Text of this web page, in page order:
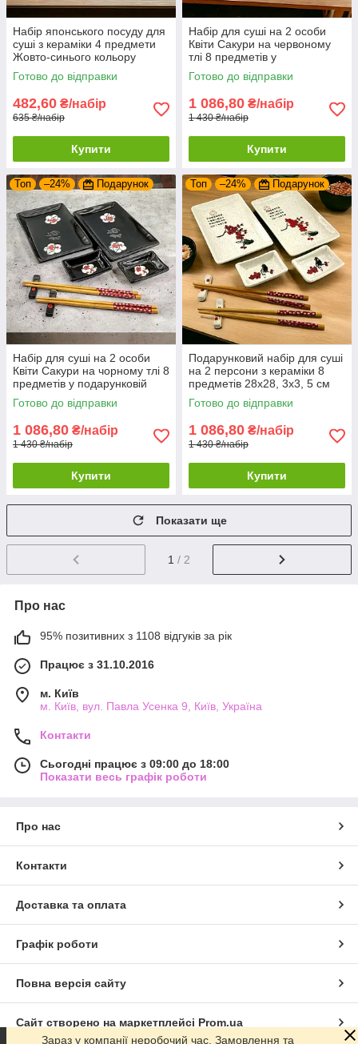
Набір японського посуду для
суші з кераміки 4 предмети
Жовто-синього кольору
28х14 см.
Готово до відправки
482,60 ₴/набір
635 ₴/набір
Купити
Набір для суші на 2 особи
Квіти Сакури на червоному
тлі 8 предметів у
подарунковій упаковці
Готово до відправки
1 086,80 ₴/набір
1 430 ₴/набір
Купити
Топ –24% Подарунок
Набір для суші на 2 особи
Квіти Сакури на чорному тлі 8
предметів у подарунковій
упаковці
Готово до відправки
1 086,80 ₴/набір
1 430 ₴/набір
Купити
Топ –24% Подарунок
Подарунковий набір для суші
на 2 персони з кераміки 8
предметів 28х28, 3х3, 5 см
Готово до відправки
1 086,80 ₴/набір
1 430 ₴/набір
Купити
Показати ще
1 / 2
Про нас
95% позитивних з 1108 відгуків за рік
Працює з 31.10.2016
м. Київ
м. Київ, вул. Павла Усенка 9, Київ, Україна
Контакти
Сьогодні працює з 09:00 до 18:00
Показати весь графік роботи
Про нас
Контакти
Доставка та оплата
Графік роботи
Повна версія сайту
Сайт створено на маркетплейсі Prom.ua
Зараз у компанії неробочий час. Замовлення та